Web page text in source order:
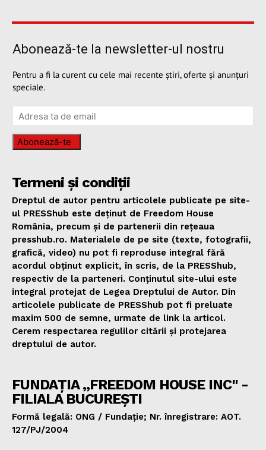
Abonează-te la newsletter-ul nostru
Pentru a fi la curent cu cele mai recente știri, oferte și anunțuri
speciale.
Abonează-te
Termeni și condiții
Dreptul de autor pentru articolele publicate pe site-
ul PRESShub este deținut de Freedom House
România, precum și de partenerii din rețeaua
presshub.ro. Materialele de pe site (texte, fotografii,
grafică, video) nu pot fi reproduse integral fără
acordul obținut explicit, în scris, de la PRESShub,
respectiv de la parteneri. Conținutul site-ului este
integral protejat de Legea Dreptului de Autor. Din
articolele publicate de PRESShub pot fi preluate
maxim 500 de semne, urmate de link la articol.
Cerem respectarea regulilor citării și protejarea
dreptului de autor.
FUNDAȚIA „FREEDOM HOUSE INC" -
FILIALA BUCUREȘTI
Formă legală: ONG / Fundație; Nr. înregistrare: AOT.
127/PJ/2004